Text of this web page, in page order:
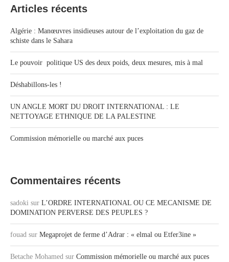
Articles récents
Algérie : Manœuvres insidieuses autour de l’exploitation du gaz de
schiste dans le Sahara
Le pouvoir politique US des deux poids, deux mesures, mis à mal
Déshabillons-les !
UN ANGLE MORT DU DROIT INTERNATIONAL : LE
NETTOYAGE ETHNIQUE DE LA PALESTINE
Commission mémorielle ou marché aux puces
Commentaires récents
sadoki sur L’ORDRE INTERNATIONAL OU CE MECANISME DE
DOMINATION PERVERSE DES PEUPLES ?
fouad sur Megaprojet de ferme d’Adrar : « elmal ou Etfer3ine »
Betache Mohamed sur Commission mémorielle ou marché aux puces